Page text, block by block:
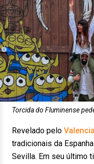
Torcida do Fluminense
Revelado pelo Valencia
tradicionais da
Sevilla. Em seu último